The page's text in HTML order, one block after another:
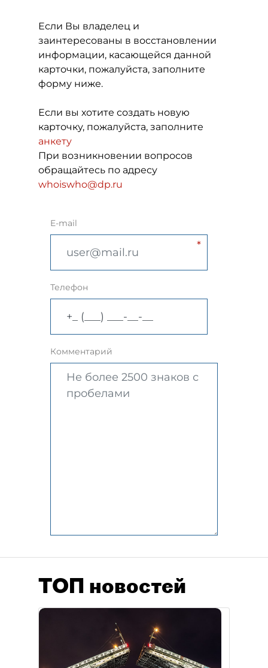
Если Вы владелец и
заинтересованы в восстановлении
информации, касающейся данной
карточки, пожалуйста, заполните
форму ниже.
Если вы хотите создать новую
карточку, пожалуйста, заполните
анкету
При возникновении вопросов
обращайтесь по адресу
whoiswho@dp.ru
E-mail
Телефон
Комментарий
ТОП новостей